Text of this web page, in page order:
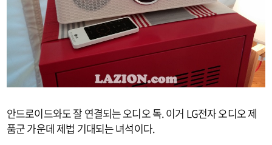
안드로이드와도 잘 연결되는 오디오 독. 이거 LG전자 오디오 제
품군 가운데 제법 기대되는 녀석이다.